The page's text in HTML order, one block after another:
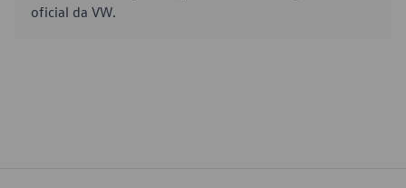
oficial da VW.